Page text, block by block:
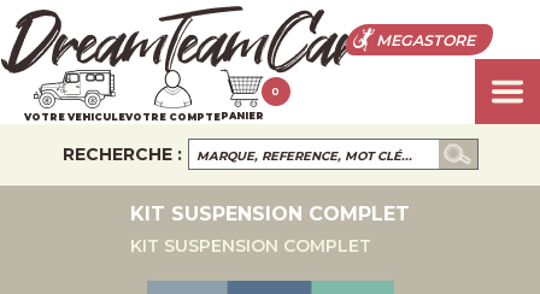
MEGASTORE
VOTRE VEHICULEVOTRE COMPTEPANIER
0
RECHERCHE :
KIT SUSPENSION COMPLET
KIT SUSPENSION COMPLET